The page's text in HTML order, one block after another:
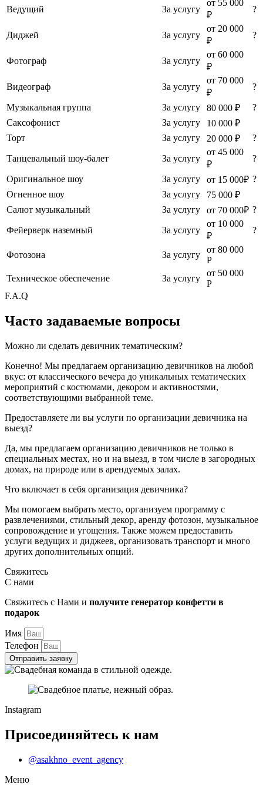
Ведущий За услугу
от 55 000
₽
?
Диджей За услугу
от 20 000
₽
?
Фотограф За услугу
от 60 000
₽
Видеограф
За услугу
от 70 000
₽
?
Музыкальная группа За услугу 80 000 ₽
?
Саксофонист
За услугу
10 000 ₽
Торт
За услугу 20 000 ₽ ?
Танцевальный шоу-балет За услугу
от 45 000
₽
?
Оригинальное шоу За услугу от 15 000₽ ?
Огненное шоу
За услугу
75 000 ₽
Салют музыкальный
За услугу от 70 000₽ ?
Фейерверк наземный За услугу
от 10 000
₽
?
Фотозона За услугу
от 80 000
Р
Техническое обеспечение
За услугу
от 50 000
Р
F.A.Q
Часто задаваемые вопросы
Можно ли сделать девичник тематическим?
Конечно! Мы предлагаем организацию девичников на любой
вкус: от классического вечера до уникальных тематических
мероприятий с костюмами, декором и активностями,
соответствующими выбранной теме.
Предоставляете ли вы услуги по организации девичника на
выезд?
Да, мы предлагаем организацию девичников не только в
специальных местах, но и на выезд, в том числе в загородных
домах, на природе или в арендуемых залах.
Что включает в себя организация девичника?
Мы помогаем выбрать место, организуем программу с
развлечениями, стильный декор, аренду фотозон, музыкальное
сопровождение и угощения. Также можем предоставить
услуги ведущих и диджеев, организовать транспорт и много
других дополнительных опций.
Свяжитесь
С нами
Свяжитесь с Нами и получите генератор конфетти в
подарок
Имя
Телефон
Отправить заявку
Instagram
Присоединяйтесь к нам
@asakhno_event_agency
Меню